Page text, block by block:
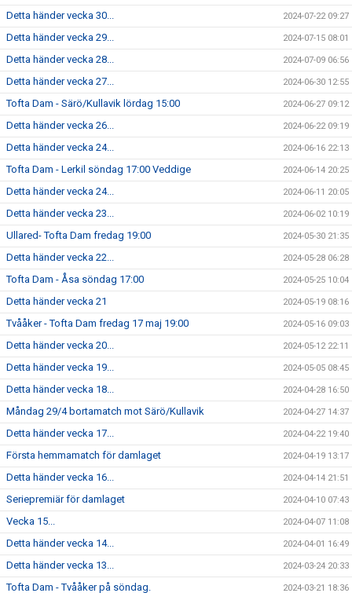
Detta händer vecka 30... 2024-07-22 09:27
Detta händer vecka 29... 2024-07-15 08:01
Detta händer vecka 28... 2024-07-09 06:56
Detta händer vecka 27... 2024-06-30 12:55
Tofta Dam - Särö/Kullavik lördag 15:00 2024-06-27 09:12
Detta händer vecka 26... 2024-06-22 09:19
Detta händer vecka 24... 2024-06-16 22:13
Tofta Dam - Lerkil söndag 17:00 Veddige 2024-06-14 20:25
Detta händer vecka 24... 2024-06-11 20:05
Detta händer vecka 23... 2024-06-02 10:19
Ullared- Tofta Dam fredag 19:00 2024-05-30 21:35
Detta händer vecka 22... 2024-05-28 06:28
Tofta Dam - Åsa söndag 17:00 2024-05-25 10:04
Detta händer vecka 21 2024-05-19 08:16
Tvååker - Tofta Dam fredag 17 maj 19:00 2024-05-16 09:03
Detta händer vecka 20... 2024-05-12 22:11
Detta händer vecka 19... 2024-05-05 08:45
Detta händer vecka 18... 2024-04-28 16:50
Måndag 29/4 bortamatch mot Särö/Kullavik 2024-04-27 14:37
Detta händer vecka 17... 2024-04-22 19:40
Första hemmamatch för damlaget 2024-04-19 13:17
Detta händer vecka 16... 2024-04-14 21:51
Seriepremiär för damlaget 2024-04-10 07:43
Vecka 15... 2024-04-07 11:08
Detta händer vecka 14... 2024-04-01 16:49
Detta händer vecka 13... 2024-03-24 20:33
Tofta Dam - Tvååker på söndag. 2024-03-21 18:36